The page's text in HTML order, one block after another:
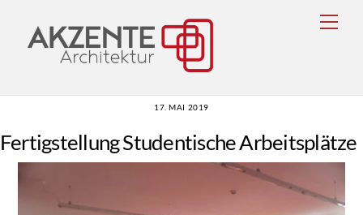
content
17. MAI 2019
Fertigstellung Studentische Arbeitsplätze